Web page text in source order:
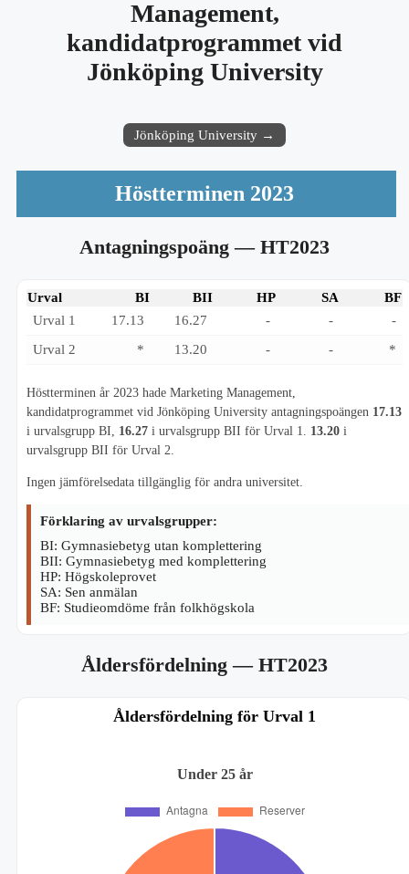
Management,
kandidatprogrammet vid
Jönköping University
Jönköping University →
Höstterminen 2023
Antagningspoäng— HT2023
Urval BI BII HP SA
BF
Urval 1
17.13 16.27 - -
-
Urval 2
* 13.20 - - *
Höstterminen år 2023 hade Marketing Management,
kandidatprogrammet vid Jönköping University antagningspoängen 17.13
i urvalsgrupp BI, 16.27 i urvalsgrupp BII för Urval 1. 13.20 i
urvalsgrupp BII för Urval 2.
Ingen jämförelsedata tillgänglig för andra universitet.
Förklaring av urvalsgrupper:
BI: Gymnasiebetyg utan komplettering
BII: Gymnasiebetyg med komplettering
HP: Högskoleprovet
SA: Sen anmälan
BF: Studieomdöme från folkhögskola
Åldersfördelning— HT2023
Åldersfördelning för Urval 1
Under 25 år